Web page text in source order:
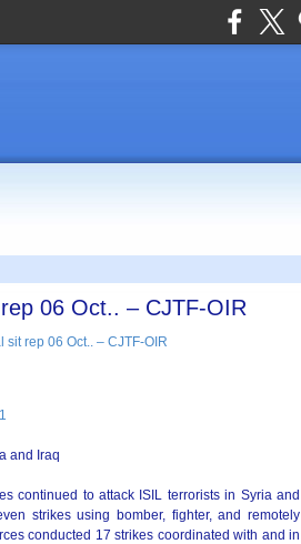
06 Oct.. – CJTF-OIR
and Iraq
continued to attack ISIL terrorists in Syria and
strikes using bomber, fighter, and remotely
conducted 17 strikes coordinated with and in